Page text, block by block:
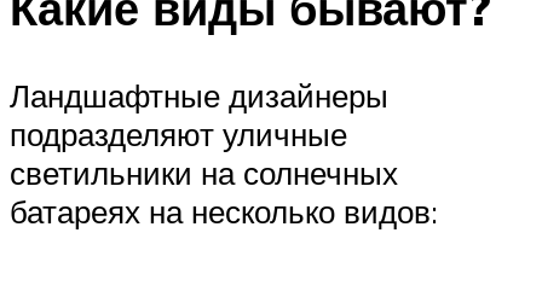
Ландшафтные дизайнеры
подразделяют уличные
светильники на солнечных
батареях на несколько видов: